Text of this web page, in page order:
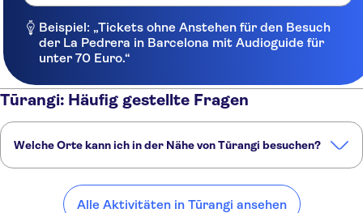
Beispiel: „Tickets ohne Anstehen für den Besuch
der La Pedrera in Barcelona mit Audioguide für
unter 70 Euro.“
Tūrangi: Häufig gestellte Fragen
Welche Orte kann ich in der Nähe von Tūrangi besuchen?
Rotorua Auckland Mount Cook Wellington
Alle Aktivitäten in Tūrangi ansehen